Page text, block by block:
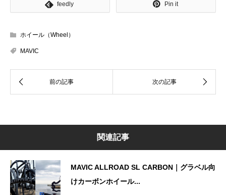
feedly Pin it
ホイール（Wheel）
MAVIC
関連記事
MAVIC ALLROAD SL CARBON｜グラベル向
けカーボンホイール...